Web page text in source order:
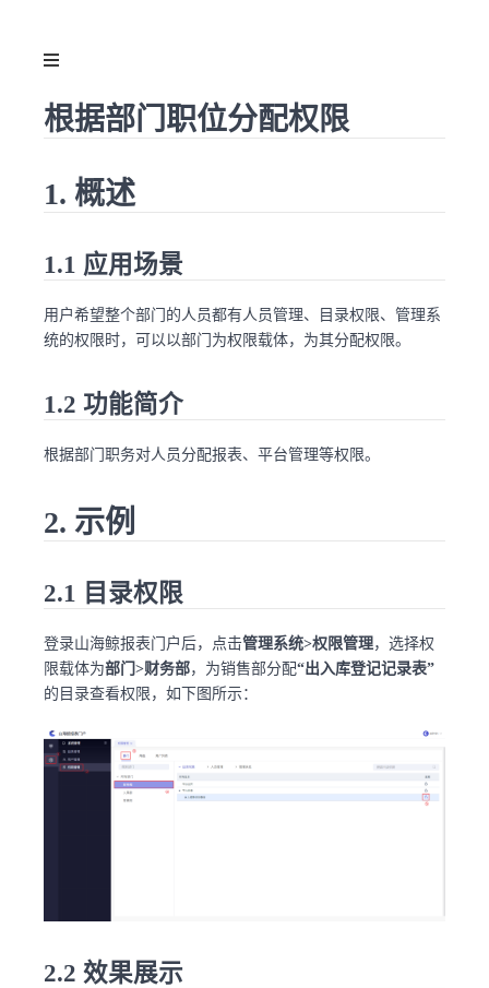
根据部门职位分配权限
1. 概述
1.1 应用场景
用户希望整个部门的人员都有人员管理、目录权限、管理系
统的权限时，可以以部门为权限载体，为其分配权限。
1.2 功能简介
根据部门职务对人员分配报表、平台管理等权限。
2. 示例
2.1 目录权限
登录山海鲸报表门户后，点击管理系统>权限管理，选择权
限载体为部门>财务部，为销售部分配“出入库登记记录表”
的目录查看权限，如下图所示：
2.2 效果展示